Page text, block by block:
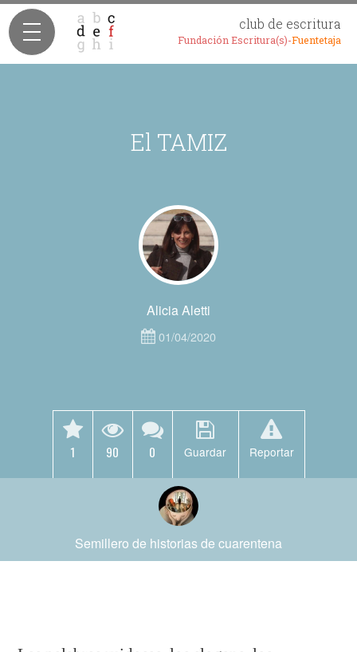
club de escritura
Fundación Escritura(s)-Fuentetaja
El TAMIZ
Alicia Aletti
01/04/2020
1 90 0 Guardar Reportar
Semillero de historias de cuarentena